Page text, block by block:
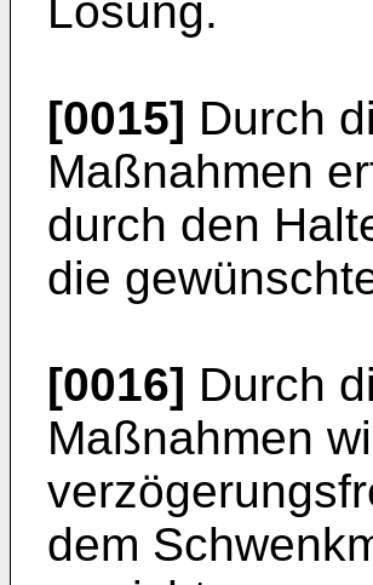
Lösung.
[0015] Durch
Maßnahmen
durch den
die
[0016] Durch
Maßnahmen
dem